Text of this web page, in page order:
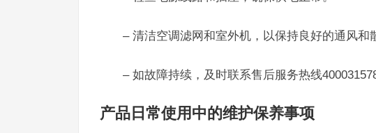
– 清洁空调滤网和室外机，以保持良好的通风和
– 如故障持续，及时联系售后服务热线
产品日常使用中的维护保养事项